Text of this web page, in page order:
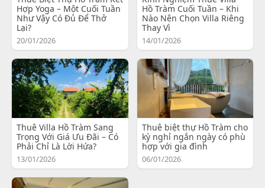
Hợp Yoga – Một Cuối Tuần
Như Vậy Có Đủ Để Thở
Lại?
20/01/2026
Hồ Tràm Cuối Tuần – Khi
Nào Nên Chọn Villa Riêng
Thay Vì
14/01/2026
Thuê Villa Hồ Tràm Sang
Trọng Với Giá Ưu Đãi – Có
Phải Chỉ Là Lời Hứa?
13/01/2026
Thuê biệt thự Hồ Tràm cho
kỳ nghỉ ngắn ngày có phù
hợp với gia đình
06/01/2026